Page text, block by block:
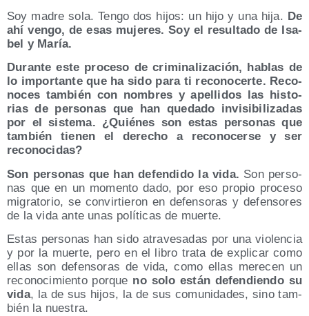
Soy madre sola. Ten­go dos hijos: un hijo y una hija. De
ahí ven­go, de esas muje­res. Soy el resul­ta­do de Isa­
bel y María.
Duran­te este pro­ce­so de cri­mi­na­li­za­ción, hablas de
lo impor­tan­te que ha sido para ti reco­no­cer­te. Reco­
no­ces tam­bién con nom­bres y ape­lli­dos las his­to­
rias de per­so­nas que han que­da­do invi­si­bi­li­za­das
por el sis­te­ma. ¿Quié­nes son estas per­so­nas que
tam­bién tie­nen el dere­cho a reco­no­cer­se y ser
reconocidas?
Son per­so­nas que han defen­di­do la vida. Son per­so­
nas que en un momen­to dado, por eso pro­pio pro­ce­so
migra­to­rio, se con­vir­tie­ron en defen­so­ras y defen­so­res
de la vida ante unas polí­ti­cas de muerte.
Estas per­so­nas han sido atra­ve­sa­das por una vio­len­cia
y por la muer­te, pero en el libro tra­ta de expli­car como
ellas son defen­so­ras de vida, como ellas mere­cen un
reco­no­ci­mien­to por­que no solo están defen­dien­do su
vida, la de sus hijos, la de sus comu­ni­da­des, sino tam­
bién la nuestra.